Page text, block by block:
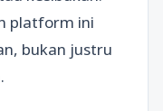
platform ini
bukan justru